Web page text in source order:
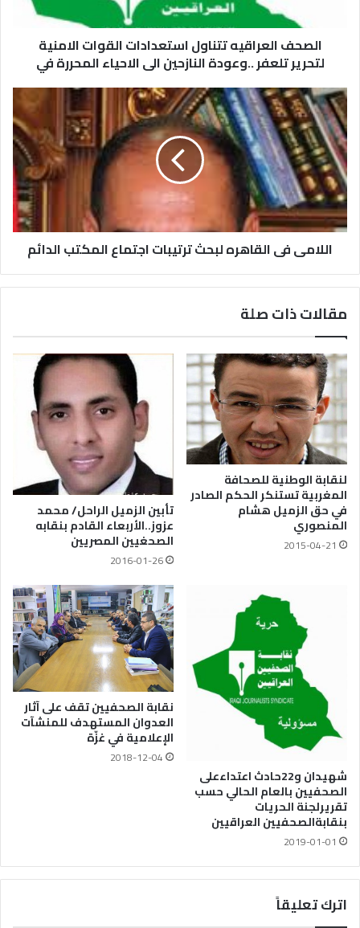
الصحف العراقيه تتناول استعدادات القوات الامنية
لتحرير تلعفر ..وعودة النازحين الى الاحياء المحررة في
اللامى فى القاهره لبحث ترتيبات اجتماع المكتب الدائم
مقالات ذات صلة
لنقابة الوطنية للصحافة
المغربية تستنكر الحكم الصادر
في حق الزميل هشام
المنصوري
2015-04-21
تأبين الزميل الراحل/ محمد
عزوز..الأربعاء القادم بنقابه
الصحغيين المصريين
2016-01-26
شهيدان و22حادث اعتداءعلى
الصحفيين بالعام الحالي حسب
تقريرلجنة الحريات
بنقابةالصحفيين العراقيين
2019-01-01
نقابة الصحفيين تقف على آثار
العدوان المستهدف للمنشآت
الإعلامية في غزّة
2018-12-04
اترك تعليقاً